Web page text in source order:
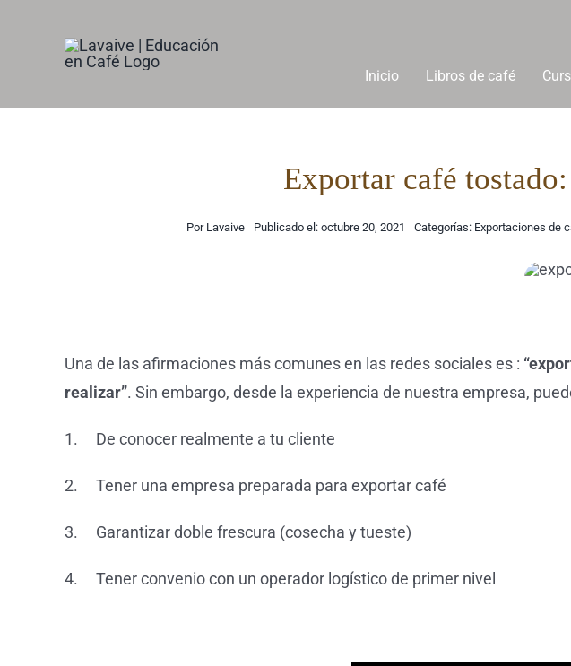
contenido
Inicio Libros de café
Exportar café
Por Lavaive Publicado el: octubre 20, 2021 Categorías: Exportaciones de
Una de las afirmaciones más comunes en las redes sociales es :
realizar”. Sin embargo, desde la experiencia de nuestra empresa,
1. De conocer realmente a tu cliente
2. Tener una empresa preparada para exportar café
3. Garantizar doble frescura (cosecha y tueste)
4. Tener convenio con un operador logístico de primer nivel